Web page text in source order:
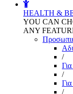
HEALTH &
YOU CAN
ANY
/
/
/